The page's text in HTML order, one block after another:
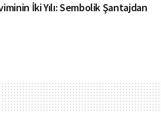
İki Yılı: Sembolik Şantajdan